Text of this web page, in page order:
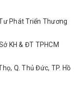
Phát Triển Thương
KH & ĐT TPHCM
Q. Thủ Đức, TP. Hồ